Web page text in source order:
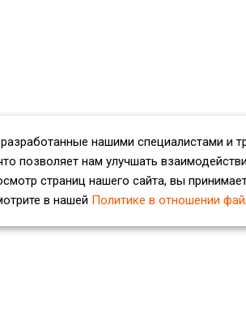
нашими специалистами и
позволяет нам улучшать
страниц нашего сайта, вы
в нашей Политике в отношении